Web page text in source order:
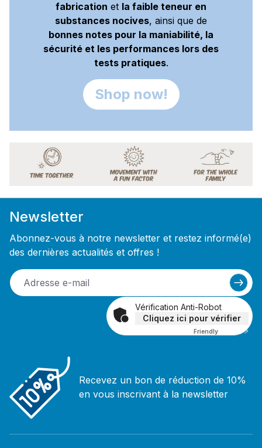
fabrication et la faible teneur en
substances nocives, ainsi que de
bonnes notes pour la maniabilité, la
sécurité et les performances lors des
tests pratiques.
Shop now!
Newsletter
Abonnez-vous à notre newsletter et restez informé(e)
des dernières actualités et offres !
Vérification Anti-Robot
Cliquez ici pour vérifier
Friendly Captcha ⇗
Recevez un bon de réduction de 10%
en vous inscrivant à la newsletter